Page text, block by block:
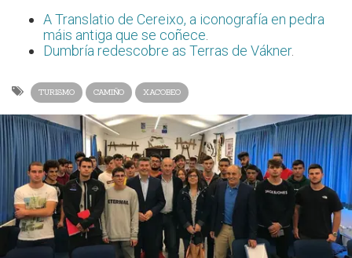
A Translatio de Cereixo, a iconografía en pedra
máis antiga que se coñece
Dumbría redescobre as Terras de Vákner.
TURISMO CAMIÑO XACOBEO